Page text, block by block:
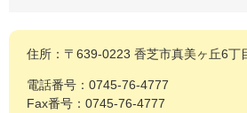
住所：〒639-0223 香芝市真美ヶ丘6丁
電話番号：0745-76-4777
Fax番号：0745-76-4777